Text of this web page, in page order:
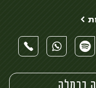
>